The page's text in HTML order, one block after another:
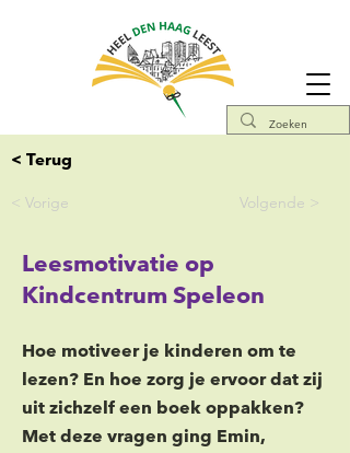
< Terug
< Vorige Volgende >
Leesmotivatie op
Kindcentrum Speleon
Hoe motiveer je kinderen om te
lezen? En hoe zorg je ervoor dat zij
uit zichzelf een boek oppakken?
Met deze vragen ging Emin,